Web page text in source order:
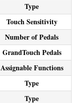
Type
Touch Sensitivity
Number of Pedals
GrandTouch Pedals
Assignable Functions
Type
Type